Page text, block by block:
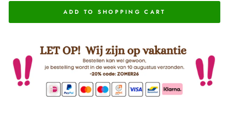
ADD TO SHOPPING CART